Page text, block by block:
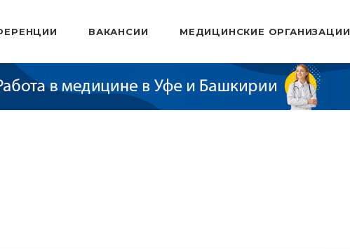
ВАКАНСИИ МЕДИЦИНСКИЕ ОРГАНИЗАЦИИ